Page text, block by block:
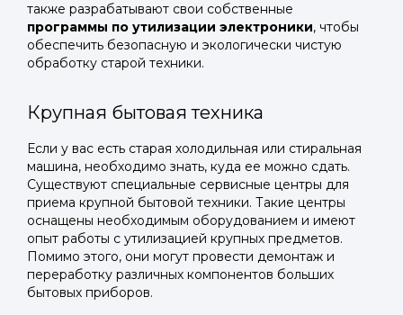
также разрабатывают свои собственные
программы по утилизации электроники, чтобы
обеспечить безопасную и экологически чистую
обработку старой техники.
Крупная бытовая техника
Если у вас есть старая холодильная или стиральная
машина, необходимо знать, куда ее можно сдать.
Существуют специальные сервисные центры для
приема крупной бытовой техники. Такие центры
оснащены необходимым оборудованием и имеют
опыт работы с утилизацией крупных предметов.
Помимо этого, они могут провести демонтаж и
переработку различных компонентов больших
бытовых приборов.